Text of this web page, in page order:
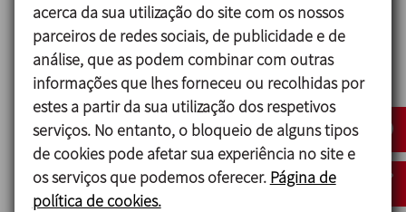
acerca da sua utilização do site com os nossos
parceiros de redes sociais, de publicidade e de
análise, que as podem combinar com outras
informações que lhes forneceu ou recolhidas por
estes a partir da sua utilização dos respetivos
serviços. No entanto, o bloqueio de alguns tipos
de cookies pode afetar sua experiência no site e
os serviços que podemos oferecer. Página de
política de cookies.